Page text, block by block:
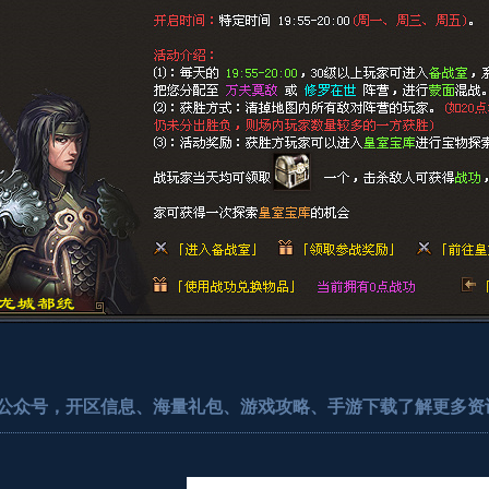
众号，开区信息、海量礼包、游戏攻略、手游下载了解更多